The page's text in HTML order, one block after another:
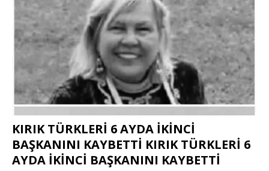
KIRIK TÜRKLERİ 6 AYDA İKİNCİ
BAŞKANINI KAYBETTİ KIRIK TÜRKLERİ 6
AYDA İKİNCİ BAŞKANINI KAYBETTİ